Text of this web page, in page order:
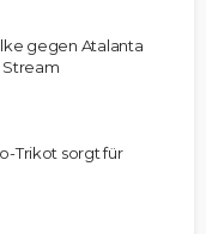
gegen Atalanta
Stream
Trikot sorgt für